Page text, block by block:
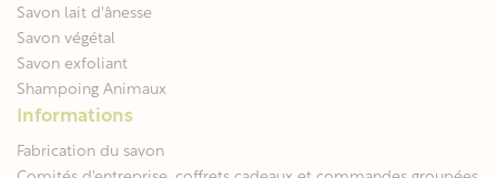
Savon lait d'ânesse
Savon végétal
Savon exfoliant
Shampoing Animaux
Informations
Fabrication du savon